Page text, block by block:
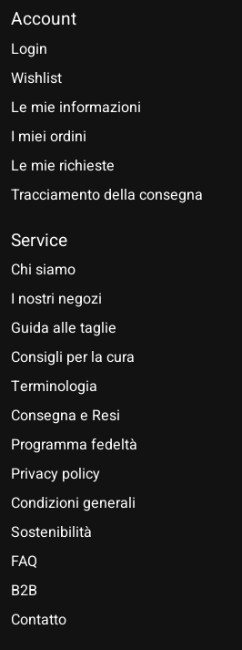
Account
Login
Wishlist
Le mie informazioni
I miei ordini
Le mie richieste
Tracciamento della consegna
Service
Chi siamo
I nostri negozi
Guida alle taglie
Consigli per la cura
Terminologia
Consegna e Resi
Programma fedeltà
Privacy policy
Condizioni generali
Sostenibilità
FAQ
B2B
Contatto